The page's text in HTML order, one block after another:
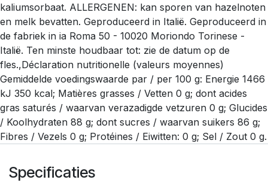
kaliumsorbaat. ALLERGENEN: kan sporen van hazelnoten
en melk bevatten. Geproduceerd in Italië. Geproduceerd in
de fabriek in ia Roma 50 - 10020 Moriondo Torinese -
Italië. Ten minste houdbaar tot: zie de datum op de
fles.,Déclaration nutritionelle (valeurs moyennes)
Gemiddelde voedingswaarde par / per 100 g: Energie 1466
kJ 350 kcal; Matières grasses / Vetten 0 g; dont acides
gras saturés / waarvan verazadigde vetzuren 0 g; Glucides
/ Koolhydraten 88 g; dont sucres / waarvan suikers 86 g;
Fibres / Vezels 0 g; Protéines / Eiwitten: 0 g; Sel / Zout 0 g.
Specificaties